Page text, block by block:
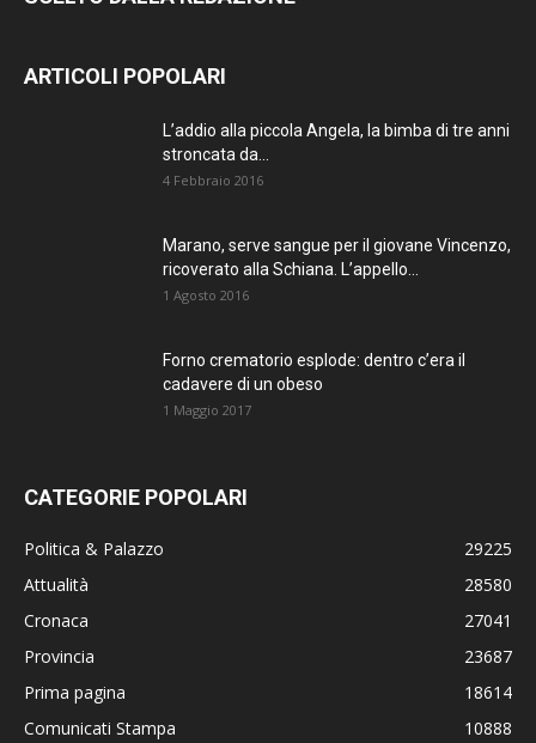
ARTICOLI POPOLARI
L’addio alla piccola Angela, la bimba di tre anni
stroncata da...
4 Febbraio 2016
Marano, serve sangue per il giovane Vincenzo,
ricoverato alla Schiana. L’appello...
1 Agosto 2016
Forno crematorio esplode: dentro c’era il
cadavere di un obeso
1 Maggio 2017
CATEGORIE POPOLARI
Politica & Palazzo
29225
Attualità
28580
Cronaca
27041
Provincia
23687
Prima pagina
18614
Comunicati Stampa
10888